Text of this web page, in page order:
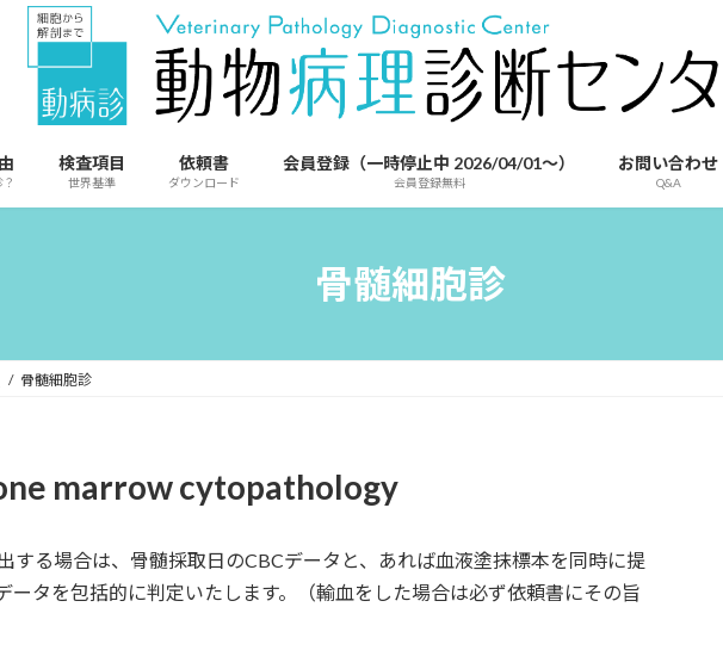
検査項目
世界基準
依頼書
ダウンロード
会員登録（一時停止中 2026/04/01～）
会員登録無料
お問い合わせ
Q&A
骨髄細胞診
骨髄細胞診
marrow cytopathology
する場合は、骨髄採取日のCBCデータと、あれば血液塗抹標本を同時に提
ータを包括的に判定いたします。（輸血をした場合は必ず依頼書にその旨